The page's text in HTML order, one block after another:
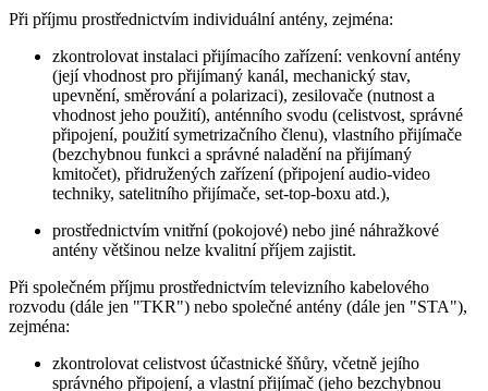
Při příjmu prostřednictvím individuální antény, zejména:
zkontrolovat instalaci přijímacího zařízení: venkovní antény
(její vhodnost pro přijímaný kanál, mechanický stav,
upevnění, směrování a polarizaci), zesilovače (nutnost a
vhodnost jeho použití), anténního svodu (celistvost, správné
připojení, použití symetrizačního členu), vlastního přijímače
(bezchybnou funkci a správné naladění na přijímaný
kmitočet), přidružených zařízení (připojení audio-video
techniky, satelitního přijímače, set-top-boxu atd.),
prostřednictvím vnitřní (pokojové) nebo jiné náhražkové
antény většinou nelze kvalitní příjem zajistit.
Při společném příjmu prostřednictvím televizního kabelového
rozvodu (dále jen "TKR") nebo společné antény (dále jen "STA"),
zejména:
zkontrolovat celistvost účastnické šňůry, včetně jejího
správného připojení, a vlastní přijímač (jeho bezchybnou